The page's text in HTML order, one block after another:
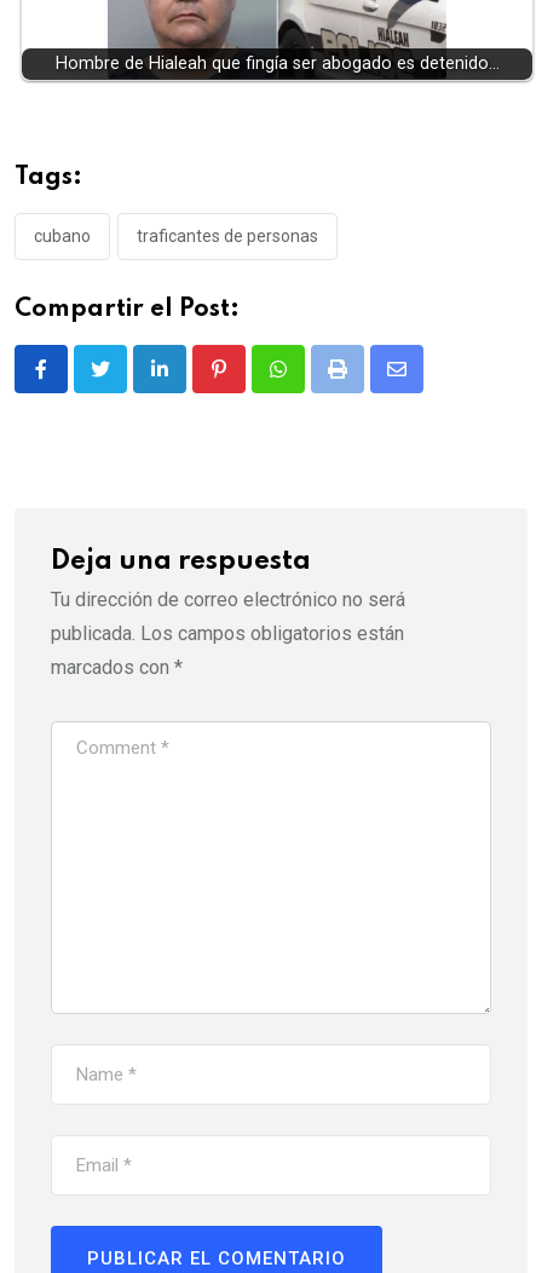
Hombre de Hialeah que fingía ser abogado es detenido…
Tags:
cubano traficantes de personas
Compartir el Post:
LinkedIn PinterestWhatsappPrint
Share
Deja una respuesta
Tu dirección de correo electrónico no será
publicada. Los campos obligatorios están
marcados con *